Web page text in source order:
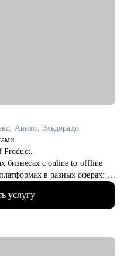
Авито, Эльдорадо
Product.
бизнесах с online to offline
в разных сферах: e-
в управлении 300+ человек.
услугу